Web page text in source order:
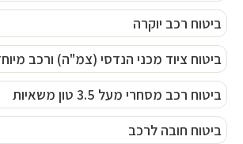
ביטוח רכב יוקרה
ביטוח ציוד מכני הנדסי (צמ"ה) ורכב
ביטוח רכב מסחרי מעל 3.5 טון משאיות
ביטוח חובה לרכב